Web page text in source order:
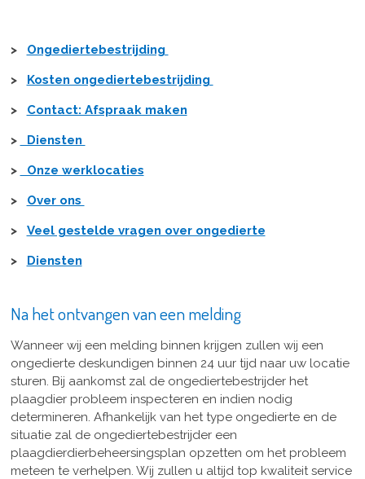
> Ongediertebestrijding
> Kosten ongediertebestrijding
> Contact: Afspraak maken
> Diensten
> Onze werklocaties
> Over ons
> Veel gestelde vragen over ongedierte
> Diensten
Na het ontvangen van een melding
Wanneer wij een melding binnen krijgen zullen wij een
ongedierte deskundigen binnen 24 uur tijd naar uw locatie
sturen. Bij aankomst zal de ongediertebestrijder het
plaagdier probleem inspecteren en indien nodig
determineren. Afhankelijk van het type ongedierte en de
situatie zal de ongediertebestrijder een
plaagdierdierbeheersingsplan opzetten om het probleem
meteen te verhelpen. Wij zullen u altijd top kwaliteit service